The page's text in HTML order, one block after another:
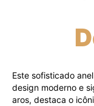
Este sofisticado
design moderno e
aros, destaca o